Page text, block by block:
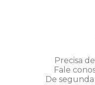
Precisa
Fale
De segunda